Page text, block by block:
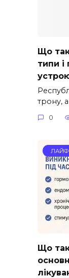
Що
типи
трону,
0
ЛАЙФ
Що